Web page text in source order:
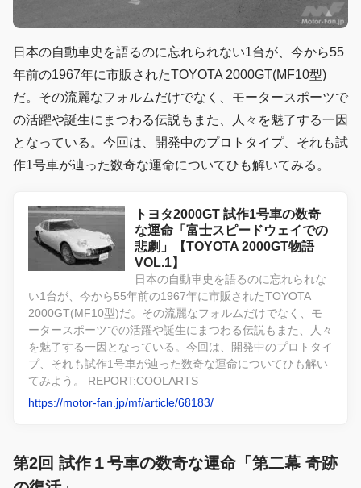
日本の自動車史を語るのに忘れられない1台が、今から55
年前の1967年に市販されたTOYOTA 2000GT(MF10型)
だ。その流麗なフォルムだけでなく、モータースポーツで
の活躍や誕生にまつわる伝説もまた、人々を魅了する一因
となっている。今回は、開発中のプロトタイプ、それも試
作1号車が辿った数奇な運命についてひも解いてみる。
トヨタ2000GT 試作1号車の数奇
な運命「富士スピードウェイでの
悲劇」【TOYOTA 2000GT物語
VOL.1】
日本の自動車史を語るのに忘れられな
い1台が、今から55年前の1967年に市販されたTOYOTA
2000GT(MF10型)だ。その流麗なフォルムだけでなく、モ
ータースポーツでの活躍や誕生にまつわる伝説もまた、人々
を魅了する一因となっている。今回は、開発中のプロトタイ
プ、それも試作1号車が辿った数奇な運命についてひも解い
てみよう。 REPORT:COOLARTS
https://motor-fan.jp/mf/article/68183/
第2回 試作１号車の数奇な運命「第二幕 奇跡